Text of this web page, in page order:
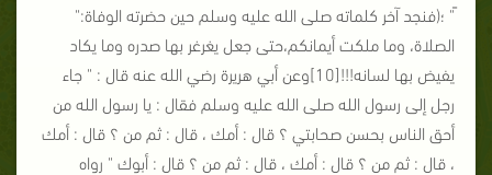
ً" ؛(فنجد آخر كلماته صلى الله عليه وسلم حين حضرته الوفاة:"
الصلاة، وما ملكت أيمانكم،حتى جعل يغرغر بها صدره وما يكاد
يفيض بها لسانه!!![10]وعن أبي هريرة رضي الله عنه قال : " جاء
رجل إلى رسول الله صلى الله عليه وسلم فقال : يا رسول الله من
أحق الناس بحسن صحابتي ؟ قال : أمك ، قال : ثم من ؟ قال : أمك
، قال : ثم من ؟ قال : أمك ، قال : ثم من ؟ قال : أبوك " رواه